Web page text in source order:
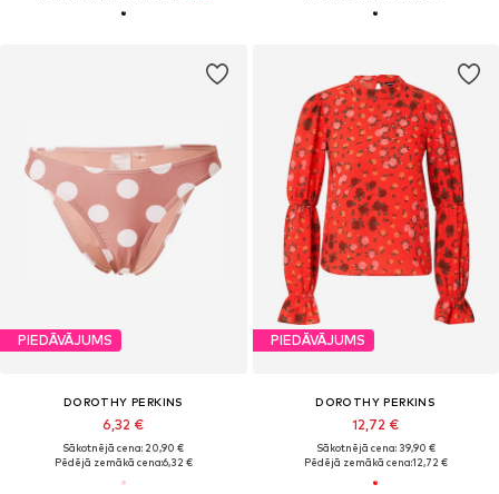
PIEDĀVĀJUMS
DOROTHY PERKINS
6,32 €
Sākotnējā cena: 20,90 €
Pēdējā zemākā cena:6,32 €
PIEDĀVĀJUMS
DOROTHY PERKINS
12,72 €
Sākotnējā cena: 39,90 €
Pēdējā zemākā cena:12,72 €